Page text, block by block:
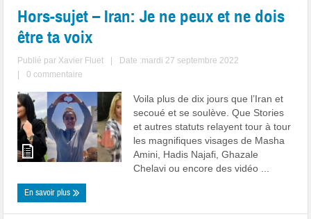
Hors-sujet – Iran: Je ne peux et ne dois
être ta voix
Publié par Xavier Fluet
Date :mardi 27 septembre 2022
0 commentaire
Voila plus de dix jours que l’Iran et
secoué et se soulève. Que Stories
et autres statuts relayent tour à tour
les magnifiques visages de Masha
Amini, Hadis Najafi, Ghazale
Chelavi ou encore des vidéo ...
En savoir plus